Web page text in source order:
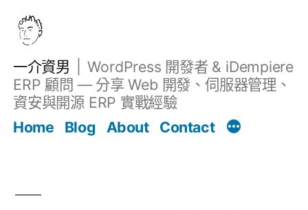
一介資男
WordPress 開發者 & iDempiere
ERP 顧問 — 分享 Web 開發、伺服器管理、
資安與開源 ERP 實戰經驗
Home
Blog About Contact
文章 Filter